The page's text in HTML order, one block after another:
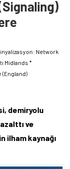
Network
Midlands *
(England)
demiryolu
ve
ilham kaynağı